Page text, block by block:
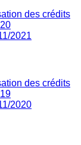
des crédits
2021
des crédits
2020